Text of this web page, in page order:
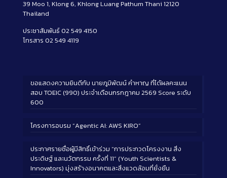
39 Moo 1, Klong 6, Khlong Luang Pathum Thani 12120
Thailand
ประชาสัมพันธ์ 02 549 4150
โทรสาร 02 549 4119
ขอแสดงความยินดีกับ นายภูมิพัฒน์ คำหาญ ที่ได้ผลคะแนน
สอบ TOEIC (990) ประจำเดือนกรกฎาคม 2569 Score ระดับ
600
โครงการอบรม “Agentic AI: AWS KIRO”
ประกาศรายชื่อผู้มีสิทธิ์เข้าร่วม “การประกวดโครงงาน สิ่ง
ประดิษฐ์ และนวัตกรรม ครั้งที่ 11” (Youth Scientists &
Innovators) มุ่งสร้างอนาคตและสิ่งแวดล้อมที่ยั่งยืน